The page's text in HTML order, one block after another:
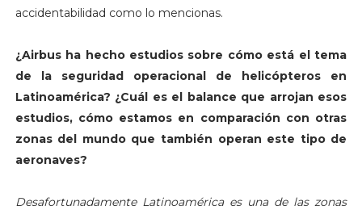
accidentabilidad como lo mencionas.
¿Airbus ha hecho estudios sobre cómo está el tema
de la seguridad operacional de helicópteros en
Latinoamérica? ¿Cuál es el balance que arrojan esos
estudios, cómo estamos en comparación con otras
zonas del mundo que también operan este tipo de
aeronaves?
Desafortunadamente Latinoamérica es una de las zonas